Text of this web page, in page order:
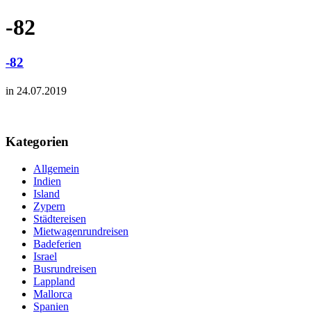
-82
-82
in 24.07.2019
Kategorien
Allgemein
Indien
Island
Zypern
Städtereisen
Mietwagenrundreisen
Badeferien
Israel
Busrundreisen
Lappland
Mallorca
Spanien